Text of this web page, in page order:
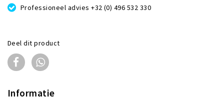
Professioneel advies +32 (0) 496 532 330
Deel dit product
Informatie